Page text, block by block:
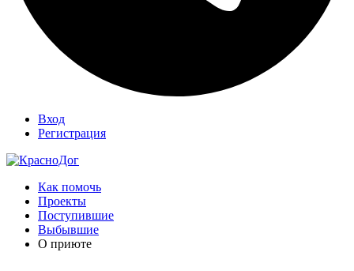
Вход
Регистрация
Как помочь
Проекты
Поступившие
Выбывшие
О приюте